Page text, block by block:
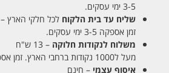
3-5 ימי עסקים.
שליח עד בית הלקוח לכל חלקי הארץ – 23 ש"ח
זמן אספקה 3-5 ימי עסקים.
משלוח לנקודות חלוקה – 13 ש"ח
מעל ל1000 נקודות ברחבי הארץ. זמן אספקה 5-8 ימי עסקים.
איסוף עצמי – חינם